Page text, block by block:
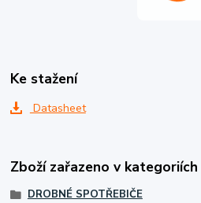
Ke stažení
Datasheet
Zboží zařazeno v kategoriích
DROBNÉ SPOTŘEBIČE